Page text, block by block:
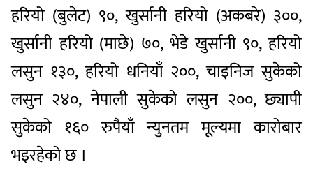
हरियो (बुलेट) ९०, खुर्सानी हरियो (अकबरे) ३००,
खुर्सानी हरियो (माछे) ७०, भेडे खुर्सानी ९०, हरियो
लसुन १३०, हरियो धनियाँ २००, चाइनिज सुकेको
लसुन २४०, नेपाली सुकेको लसुन २००, छ्यापी
सुकेको १६० रुपैयाँ न्युनतम मूल्यमा कारोबार
भइरहेको छ ।